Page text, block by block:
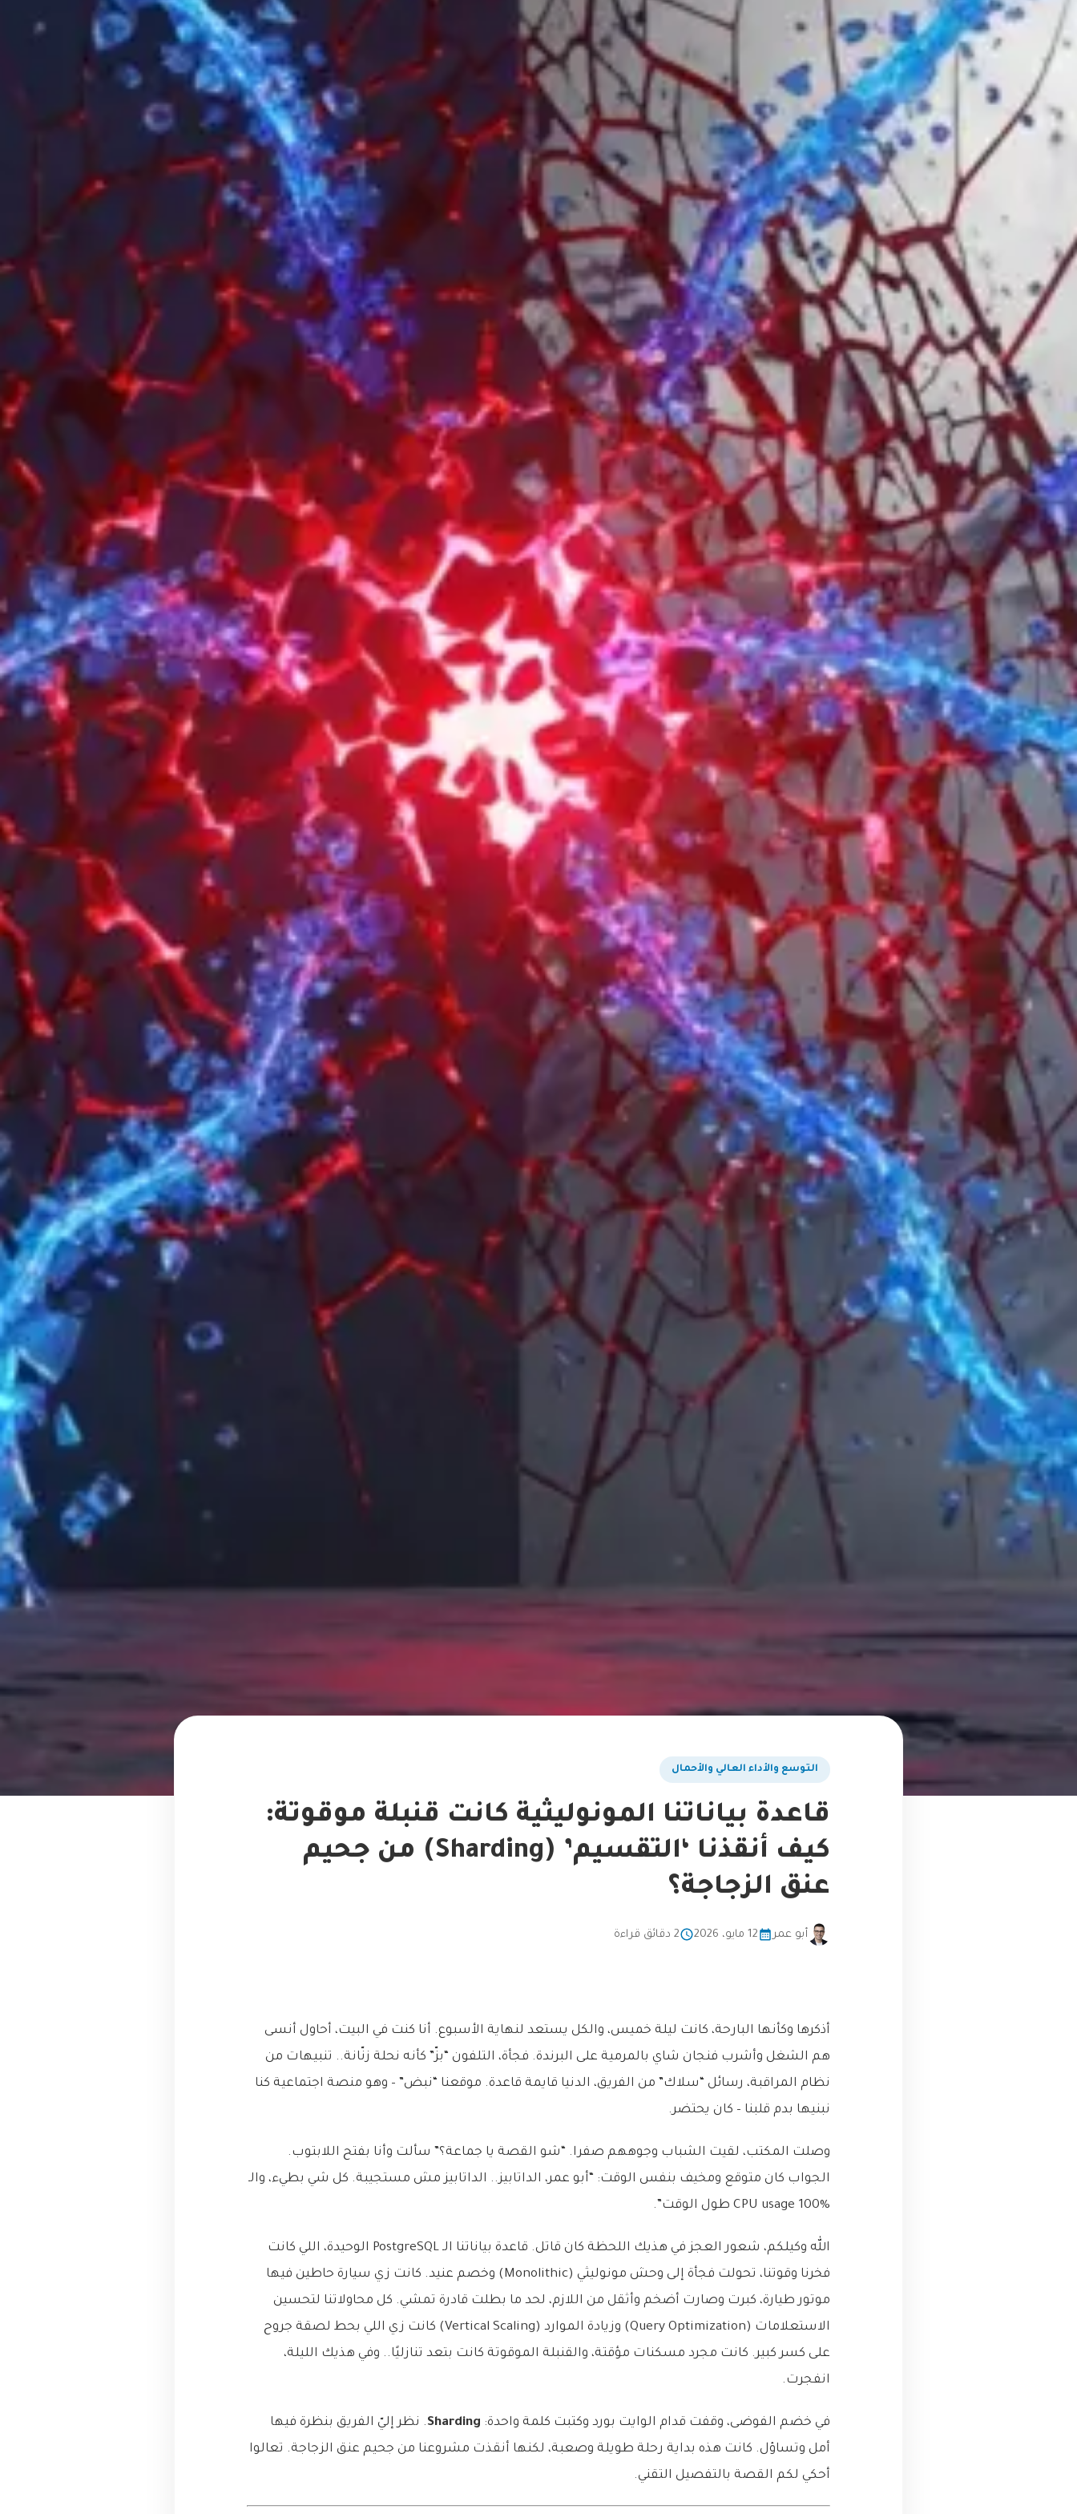
التوسع والأداء العالي والأحمال
قاعدة بياناتنا المونوليثية كانت قنبلة موقوتة:
كيف أنقذنا ‘التقسيم’ (Sharding) من جحيم
عنق الزجاجة؟
أبو عمر 12 مايو، 2026 2 دقائق قراءة
أذكرها وكأنها البارحة، كانت ليلة خميس، والكل يستعد لنهاية الأسبوع. أنا كنت في البيت، أحاول أنسى
هم الشغل وأشرب فنجان شاي بالمرمية على البرندة. فجأة، التلفون “بزّ” كأنه نحلة زنّانة.. تنبيهات من
نظام المراقبة، رسائل “سلاك” من الفريق، الدنيا قايمة قاعدة. موقعنا “نبض” – وهو منصة اجتماعية كنا
نبنيها بدم قلبنا – كان يحتضر.
وصلت المكتب، لقيت الشباب وجوههم صفرا. “شو القصة يا جماعة؟” سألت وأنا بفتح اللابتوب.
الجواب كان متوقع ومخيف بنفس الوقت: “أبو عمر، الداتابيز.. الداتابيز مش مستجيبة. كل شي بطيء، والـ
CPU usage 100% طول الوقت”.
الله وكيلكم، شعور العجز في هذيك اللحظة كان قاتل. قاعدة بياناتنا الـ PostgreSQL الوحيدة، اللي كانت
فخرنا وقوتنا، تحولت فجأة إلى وحش مونوليثي (Monolithic) وخصم عنيد. كانت زي سيارة حاطين فيها
موتور طيارة، كبرت وصارت أضخم وأثقل من اللازم، لحد ما بطلت قادرة تمشي. كل محاولاتنا لتحسين
الاستعلامات (Query Optimization) وزيادة الموارد (Vertical Scaling) كانت زي اللي بحط لصقة جروح
على كسر كبير. كانت مجرد مسكنات مؤقتة، والقنبلة الموقوتة كانت بتعد تنازليًا.. وفي هذيك الليلة،
انفجرت.
في خضم الفوضى، وقفت قدام الوايت بورد وكتبت كلمة واحدة: Sharding. نظر إليّ الفريق بنظرة فيها
أمل وتساؤل. كانت هذه بداية رحلة طويلة وصعبة، لكنها أنقذت مشروعنا من جحيم عنق الزجاجة. تعالوا
أحكي لكم القصة بالتفصيل التقني.